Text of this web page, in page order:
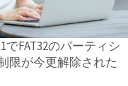
でFAT32のパーティシ
限が今更解除された